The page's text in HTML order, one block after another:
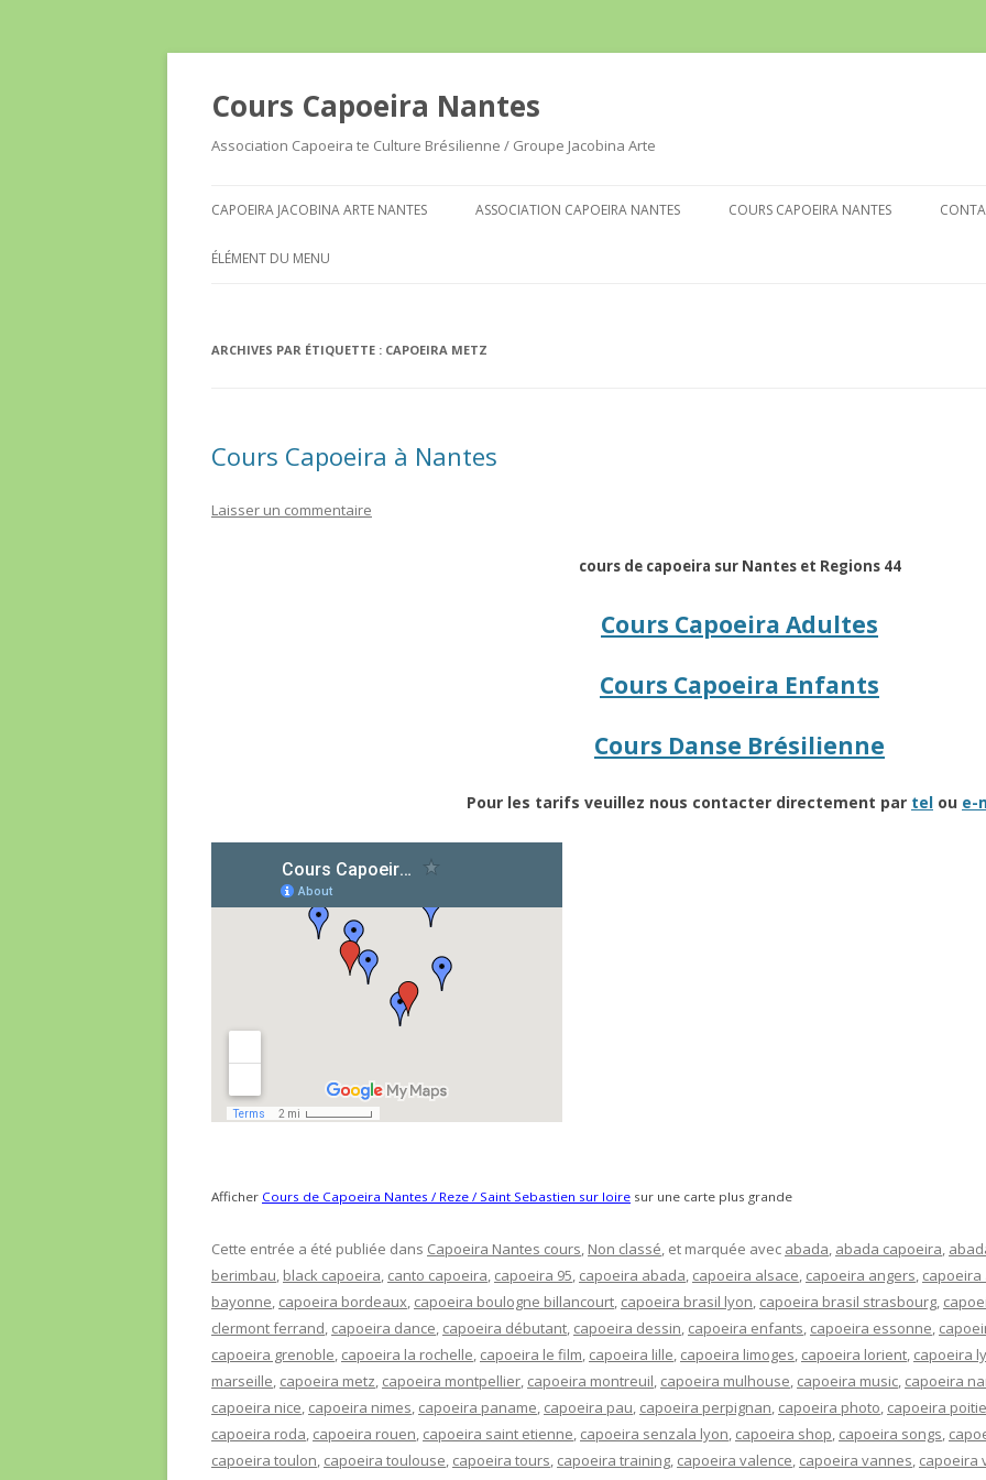
Cours Capoeira Nantes
Association Capoeira te Culture Brésilienne / Groupe Jacobina Arte
au
CAPOEIRA JACOBINA ARTE NANTES ASSOCIATION CAPOEIRA NANTES COURS CAPOEIRA NANTES
ÉLÉMENT DU MENU
ARCHIVES PAR ÉTIQUETTE : CAPOEIRA METZ
Cours Capoeira à Nantes
Laisser un commentaire
cours de capoeira sur Nantes et Regions 44
Cours Capoeira Adultes
Cours Capoeira Enfants
Cours Danse Brésilienne
Pour les tarifs veuillez nous contacter directement par tel ou e-
Afficher Cours de Capoeira Nantes / Reze / Saint Sebastien sur loire sur une carte plus grande
Cette entrée a été publiée dans Capoeira Nantes cours, Non classé, et marquée avec abada, abada capoeira,
berimbau, black capoeira, canto capoeira, capoeira 95, capoeira abada, capoeira alsace, capoeira angers, capoeira
bayonne, capoeira bordeaux, capoeira boulogne billancourt, capoeira brasil lyon, capoeira brasil strasbourg,
clermont ferrand, capoeira dance, capoeira débutant, capoeira dessin, capoeira enfants, capoeira essonne,
capoeira grenoble, capoeira la rochelle, capoeira le film, capoeira lille, capoeira limoges, capoeira lorient, capoeira
marseille, capoeira metz, capoeira montpellier, capoeira montreuil, capoeira mulhouse, capoeira music, capoeira
capoeira nice, capoeira nimes, capoeira paname, capoeira pau, capoeira perpignan, capoeira photo, capoeira
capoeira roda, capoeira rouen, capoeira saint etienne, capoeira senzala lyon, capoeira shop, capoeira songs,
capoeira toulon, capoeira toulouse, capoeira tours, capoeira training, capoeira valence, capoeira vannes, capoeira